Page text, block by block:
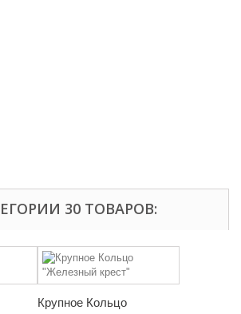
30 ТОВАРОВ:
Крупное Кольцо